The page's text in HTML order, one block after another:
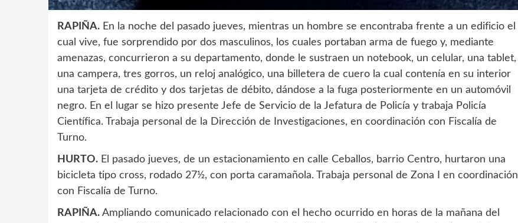
RAPIÑA. En la noche del pasado jueves, mientras un hombre se encontraba frente a un edificio el
cual vive, fue sorprendido por dos masculinos, los cuales portaban arma de fuego y, mediante
amenazas, concurrieron a su departamento, donde le sustraen un notebook, un celular, una tablet,
una campera, tres gorros, un reloj analógico, una billetera de cuero la cual contenía en su interior
una tarjeta de crédito y dos tarjetas de débito, dándose a la fuga posteriormente en un automóvil
negro. En el lugar se hizo presente Jefe de Servicio de la Jefatura de Policía y trabaja Policía
Científica. Trabaja personal de la Dirección de Investigaciones, en coordinación con Fiscalía de
Turno.
HURTO. El pasado jueves, de un estacionamiento en calle Ceballos, barrio Centro, hurtaron una
bicicleta tipo cross, rodado 27½, con porta caramañola. Trabaja personal de Zona I en coordinación
con Fiscalía de Turno.
RAPIÑA. Ampliando comunicado relacionado con el hecho ocurrido en horas de la mañana del